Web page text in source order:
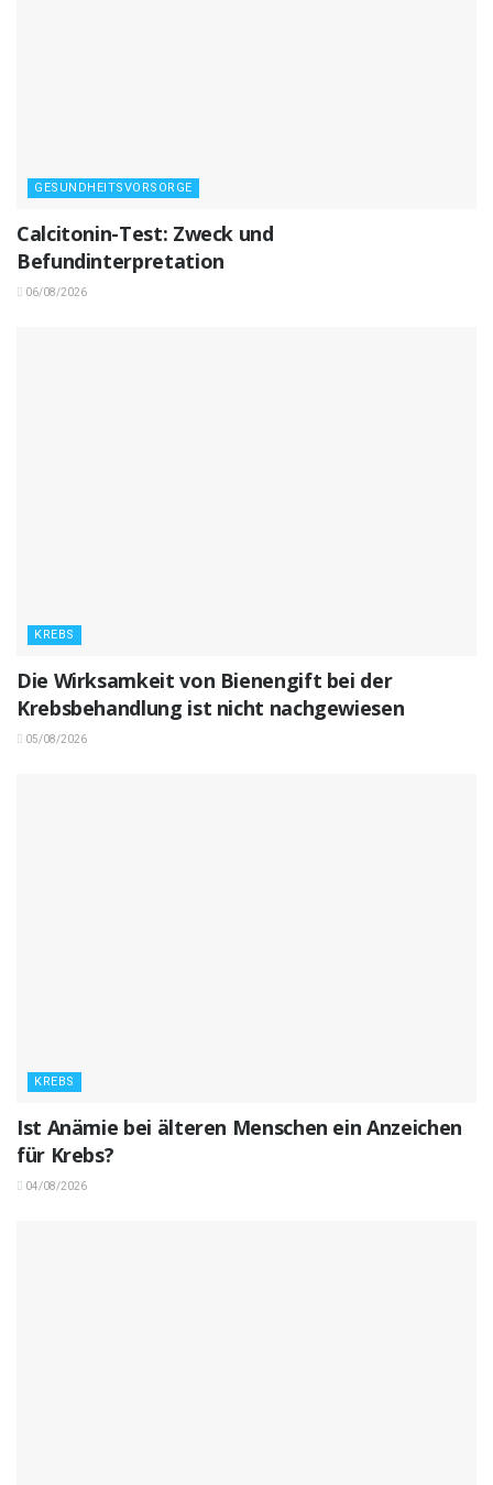
GESUNDHEITSVORSORGE
Calcitonin-Test: Zweck und
Befundinterpretation
06/08/2026
KREBS
Die Wirksamkeit von Bienengift bei der
Krebsbehandlung ist nicht nachgewiesen
05/08/2026
KREBS
Ist Anämie bei älteren Menschen ein Anzeichen
für Krebs?
04/08/2026